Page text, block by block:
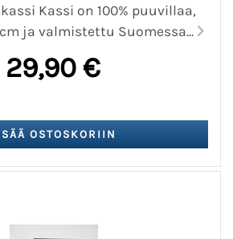
Kassi on 100% puuvillaa,
ja valmistettu Suomessa...
29,90 €